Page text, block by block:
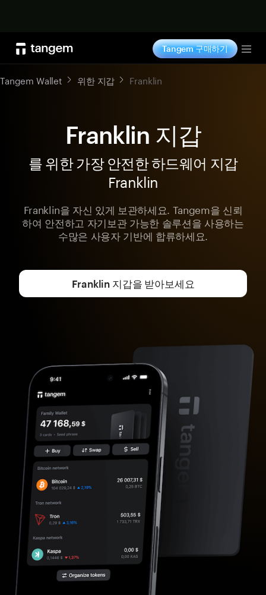
Tangem 구매하기
Tangem Wallet 위한 지갑 Franklin
Franklin 지갑
를 위한 가장 안전한 하드웨어 지갑
Franklin
Franklin을 자신 있게 보관하세요. Tangem을 신뢰
하여 안전하고 자기보관 가능한 솔루션을 사용하는
수많은 사용자 기반에 합류하세요.
Franklin 지갑을 받아보세요